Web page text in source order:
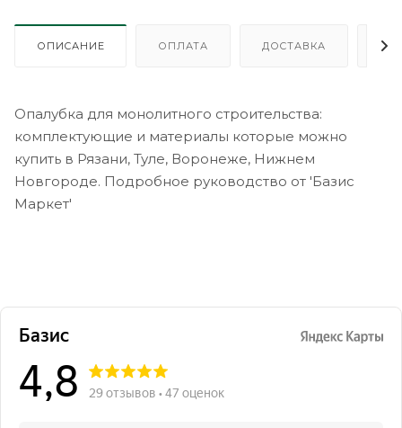
ОПИСАНИЕ ОПЛАТА ДОСТАВКА
Опалубка для монолитного строительства:
комплектующие и материалы которые можно
купить в Рязани, Туле, Воронеже, Нижнем
Новгороде. Подробное руководство от 'Базис
Маркет'